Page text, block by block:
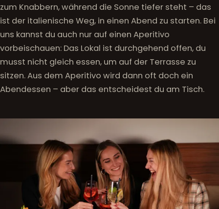
zum Knabbern, während die Sonne tiefer steht – das
ist der italienische Weg, in einen Abend zu starten. Bei
uns kannst du auch nur auf einen Aperitivo
vorbeischauen: Das Lokal ist durchgehend offen, du
musst nicht gleich essen, um auf der Terrasse zu
sitzen. Aus dem Aperitivo wird dann oft doch ein
Abendessen – aber das entscheidest du am Tisch.